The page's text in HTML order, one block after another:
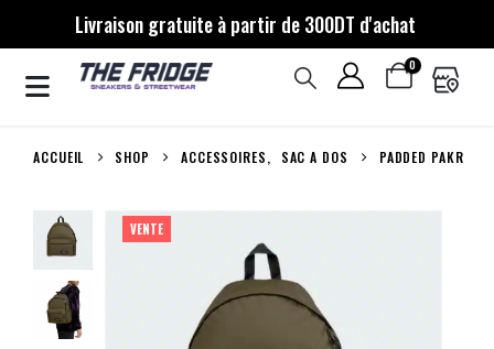
Livraison gratuite à partir de 300DT d'achat
0
ACCUEIL SHOP ACCESSOIRES, SAC A DOS PADDED PAKR
VENTE